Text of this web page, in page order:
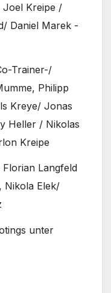
Joel Kreipe /
Daniel Marek -
Trainer-/
Philipp
Kreye/ Jonas
Heller / Nikolas
Kreipe
Langfeld
Nikola Elek/
unter